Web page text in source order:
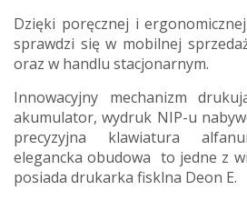
Dzięki poręcznej i
sprawdzi się w mobilnej
oraz w handlu stacjonarnym.
Innowacyjny mechanizm
akumulator, wydruk NIP-u
precyzyjna klawiatura
elegancka obudowa to jedne z
posiada drukarka fisklna Deon E.